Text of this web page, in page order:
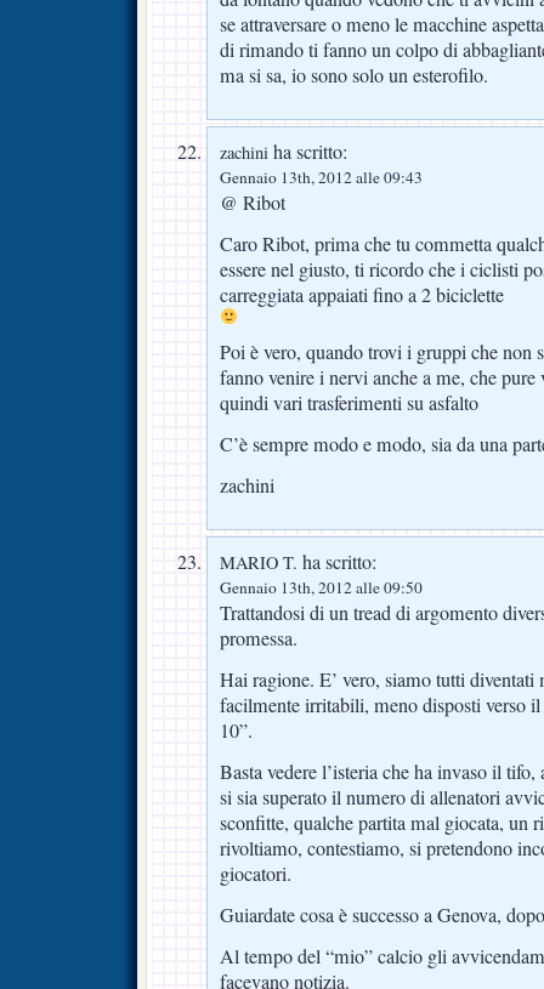
se attraversare o meno le macchine
di rimando ti fanno un colpo di
ma si sa, io sono solo un esterofilo.
zachini ha scritto:
Gennaio 13th, 2012 alle 09:43
@ Ribot
Caro Ribot, prima che tu commetta
essere nel giusto, ti ricordo che i ciclisti
carreggiata appaiati fino a 2 biciclette
Poi è vero, quando trovi i gruppi che non
fanno venire i nervi anche a me, che
quindi vari trasferimenti su asfalto
C’è sempre modo e modo, sia da una
zachini
MARIO T. ha scritto:
Gennaio 13th, 2012 alle 09:50
Trattandosi di un tread di argomento
promessa.
Hai ragione. E’ vero, siamo tutti diventati
facilmente irritabili, meno disposti verso
10”.
Basta vedere l’isteria che ha invaso il tifo,
si sia superato il numero di allenatori
sconfitte, qualche partita mal giocata, un
rivoltiamo, contestiamo, si pretendono
giocatori.
Guiardate cosa è successo a Genova,
Al tempo del “mio” calcio gli
facevano notizia.